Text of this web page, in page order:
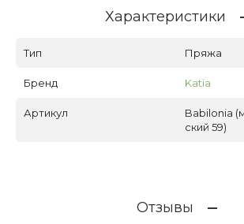
Характеристики
Тип Пряжа
Бренд Katia
Артикул
Babilonia
ский 59)
Отзывы